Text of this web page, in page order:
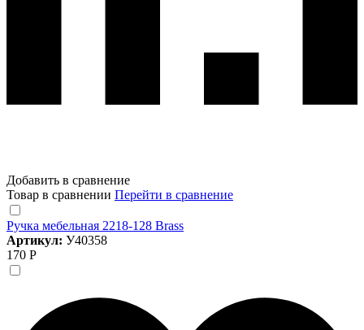
Добавить в сравнение
Товар в сравнении Перейти в сравнение
Ручка мебельная 2218-128 Brass
Артикул: У40358
170 Р